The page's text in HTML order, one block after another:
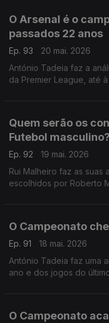
O Arsenal é o
passados 22 anos
Ep. 93
20 mai. 2026
António Tadeia faz a
da Premier League, até
Quem serão os
Futebol masculino?
Ep. 92
19 mai. 2026
Rui Malheiro faz as suas
escolhidos por Roberto
O Campeonato
Ep. 91
18 mai. 2026
António Tadeia faz uma
ano e dos jogos do
O Campeonato